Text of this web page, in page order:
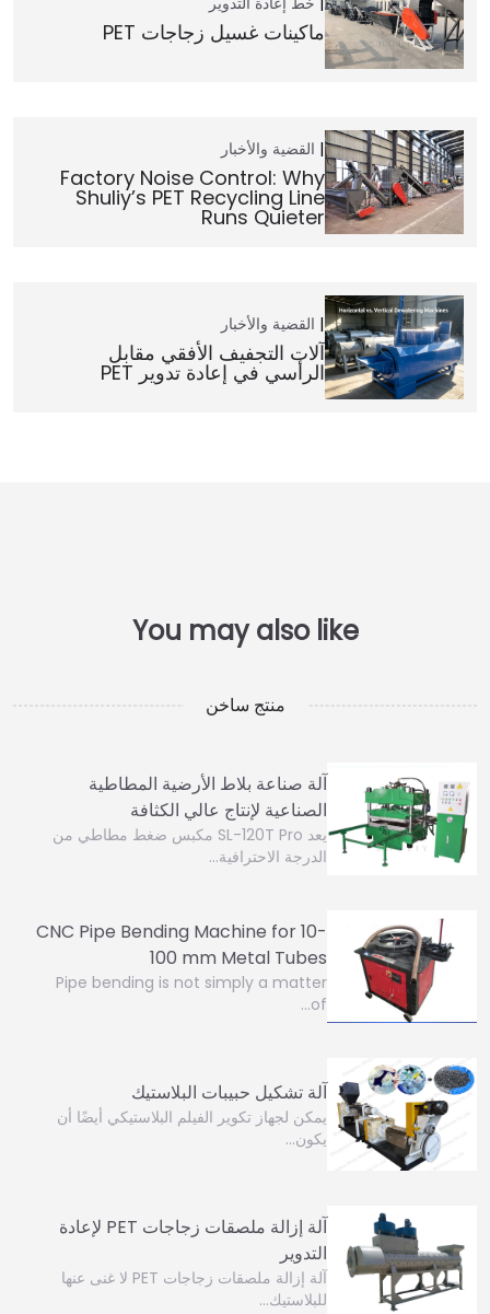
ماكينات غسيل زجاجات PET
القضية والأخبار
Factory Noise Control: Why
Shuliy’s PET Recycling Line
Runs Quieter
القضية والأخبار
آلات التجفيف الأفقي مقابل
الرأسي في إعادة تدوير PET
منتج ساخن
آلة صناعة بلاط الأرضية المطاطية
الصناعية لإنتاج عالي الكثافة
يعد SL-120T Pro مكبس ضغط مطاطي من
الدرجة الاحترافية…
CNC Pipe Bending Machine for 10-
100 mm Metal Tubes
Pipe bending is not simply a matter
of…
آلة تشكيل حبيبات البلاستيك
يمكن لجهاز تكوير الفيلم البلاستيكي أيضًا أن
يكون...
آلة إزالة ملصقات زجاجات PET لإعادة
التدوير
آلة إزالة ملصقات زجاجات PET لا غنى عنها
للبلاستيك...